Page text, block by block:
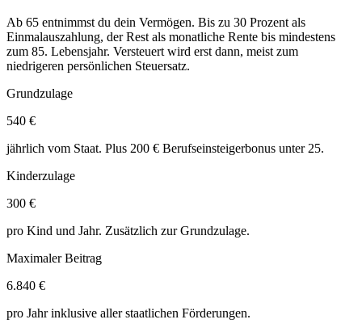
Ab 65 entnimmst du dein Vermögen. Bis zu 30 Prozent als
Einmalauszahlung, der Rest als monatliche Rente bis mindestens
zum 85. Lebensjahr. Versteuert wird erst dann, meist zum
niedrigeren persönlichen Steuersatz.
Grundzulage
540 €
jährlich vom Staat. Plus 200 € Berufseinsteigerbonus unter 25.
Kinderzulage
300 €
pro Kind und Jahr. Zusätzlich zur Grundzulage.
Maximaler Beitrag
6.840 €
pro Jahr inklusive aller staatlichen Förderungen.